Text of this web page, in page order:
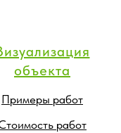
объекта
Примеры работ
работ